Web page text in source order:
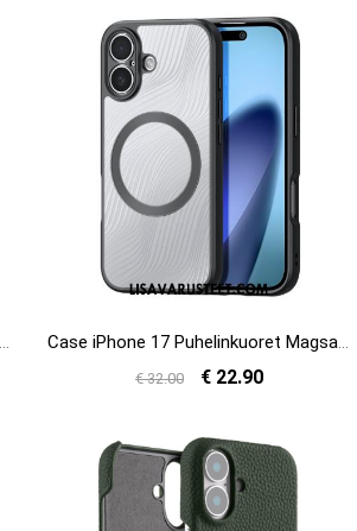
Case iPhone 17 Puhelinkuoret Magsafe Aimo -sarja Dux Ducis
€ 32.00 € 22.90